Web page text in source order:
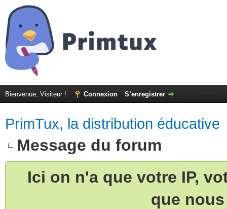
Bienvenue, Visiteur ! Connexion S’enregistrer
PrimTux, la distribution éducative
Message du forum
Ici on n'a que votre IP,
que